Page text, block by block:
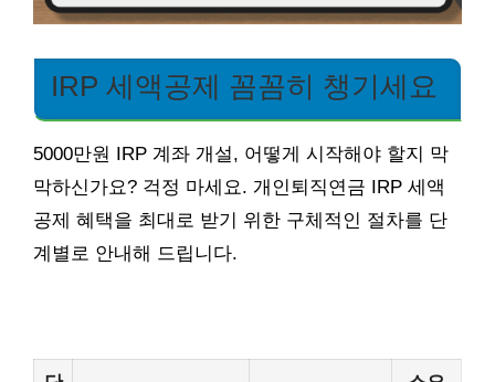
IRP 세액공제 꼼꼼히 챙기세요
5000만원 IRP 계좌 개설, 어떻게 시작해야 할지 막
막하신가요? 걱정 마세요. 개인퇴직연금 IRP 세액
공제 혜택을 최대로 받기 위한 구체적인 절차를 단
계별로 안내해 드립니다.